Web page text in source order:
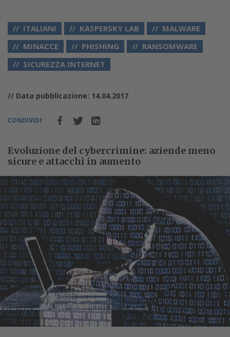
ITALIANI KASPERSKY LAB
MALWARE
MINACCE
PHISHING
RANSOMWARE
SICUREZZA INTERNET
// Data pubblicazione: 14.04.2017
CONDIVIDI:
Evoluzione del cybercrimine: aziende meno
sicure e attacchi in aumento